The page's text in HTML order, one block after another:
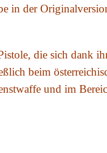
in der
die sich dank
beim
und im